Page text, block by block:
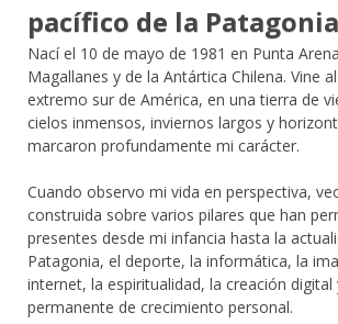
pacífico de la Patagonia
Nací el 10 de mayo de 1981 en Punta
Magallanes y de la Antártica Chilena. Vine
extremo sur de América, en una tierra de
cielos inmensos, inviernos largos y
marcaron profundamente mi carácter.
Cuando observo mi vida en perspectiva,
construida sobre varios pilares que han
presentes desde mi infancia hasta la
Patagonia, el deporte, la informática, la
internet, la espiritualidad, la creación digital
permanente de crecimiento personal.